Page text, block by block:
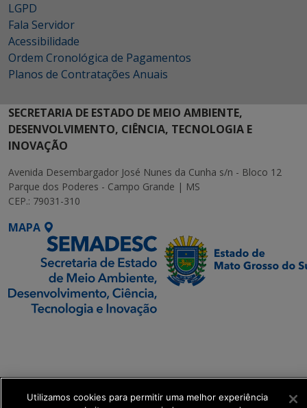
LGPD
Fala Servidor
Acessibilidade
Ordem Cronológica de Pagamentos
Planos de Contratações Anuais
SECRETARIA DE ESTADO DE MEIO AMBIENTE,
DESENVOLVIMENTO, CIÊNCIA, TECNOLOGIA E
INOVAÇÃO
Avenida Desembargador José Nunes da Cunha s/n - Bloco 12
Parque dos Poderes - Campo Grande | MS
CEP.: 79031-310
MAPA
get_footer();
Utilizamos cookies para permitir uma melhor experiência